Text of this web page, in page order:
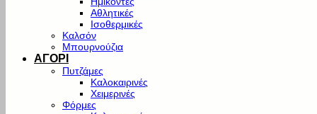
Αθλητικές
Ισοθερμικές
Καλσόν
Μπουρνούζια
ΑΓΟΡΙ
Πυτζάμες
Καλοκαιρινές
Χειμερινές
Φόρμες